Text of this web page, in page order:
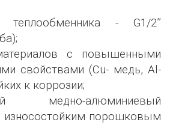
- G1/2’’
с повышенными
свойствами (Сu- медь, Al-
к коррозии;
алюминиевый
износостойким порошковым